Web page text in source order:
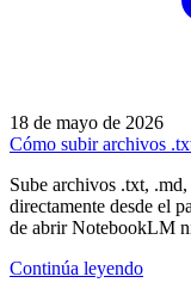
18 de mayo de 2026
Cómo subir archivos
Sube archivos .txt,
directamente desde el
de abrir NotebookLM
Continúa leyendo